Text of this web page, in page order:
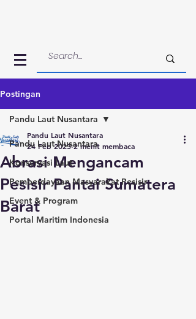
Postingan
Pandu Laut Nusantara
Konservasi Laut
Pemberdayaan Masyarakat Pesisir
Event & Program
Portal Maritim Indonesia
Pandu Laut Nusantara
Abrasi Mengancam
Pesisir Pantai Sumatera
Barat
Pandu Laut Nusantara
24 Feb 2023 2 menit membaca